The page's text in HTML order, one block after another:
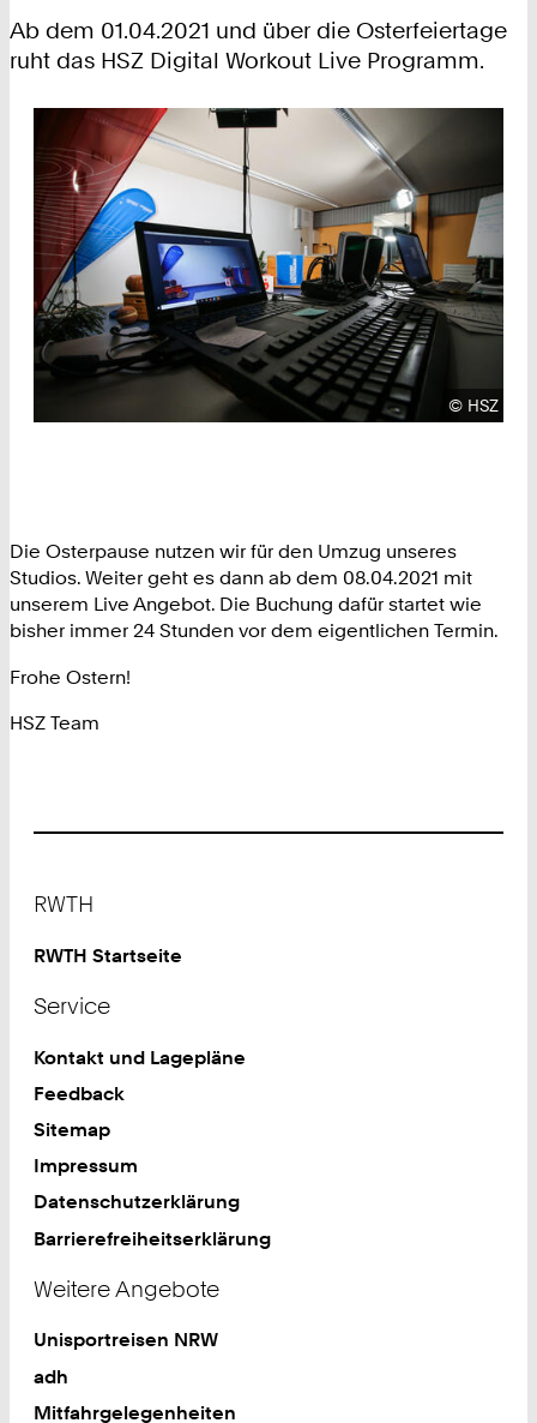
Ab dem 01.04.2021 und über die Osterfeiertage
ruht das HSZ Digital Workout Live Programm.
© HSZ
Die Osterpause nutzen wir für den Umzug unseres
Studios. Weiter geht es dann ab dem 08.04.2021 mit
unserem Live Angebot. Die Buchung dafür startet wie
bisher immer 24 Stunden vor dem eigentlichen Termin.
Frohe Ostern!
HSZ Team
RWTH
RWTH Startseite
Service
Kontakt und Lagepläne
Feedback
Sitemap
Impressum
Datenschutzerklärung
Barrierefreiheitserklärung
Weitere Angebote
Unisportreisen NRW
adh
Mitfahrgelegenheiten